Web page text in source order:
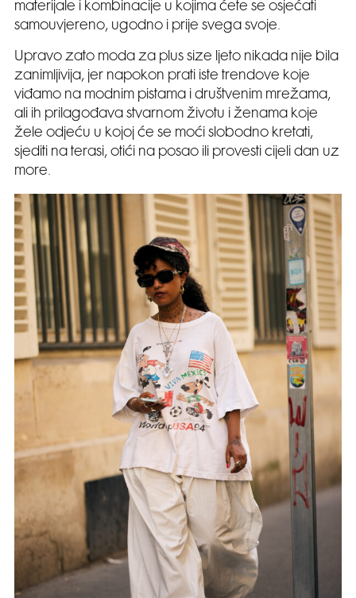
materijale i kombinacije u kojima ćete se osjećati
samouvjereno, ugodno i prije svega svoje.
Upravo zato moda za plus size ljeto nikada nije bila
zanimljivija, jer napokon prati iste trendove koje
viđamo na modnim pistama i društvenim mrežama,
ali ih prilagođava stvarnom životu i ženama koje
žele odjeću u kojoj će se moći slobodno kretati,
sjediti na terasi, otići na posao ili provesti cijeli dan uz
more.